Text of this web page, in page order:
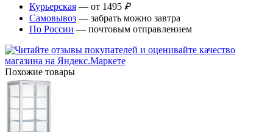
Курьерская — от 1495 ₽
Самовывоз — забрать можно завтра
По России — почтовым отправлением
Похожие товары